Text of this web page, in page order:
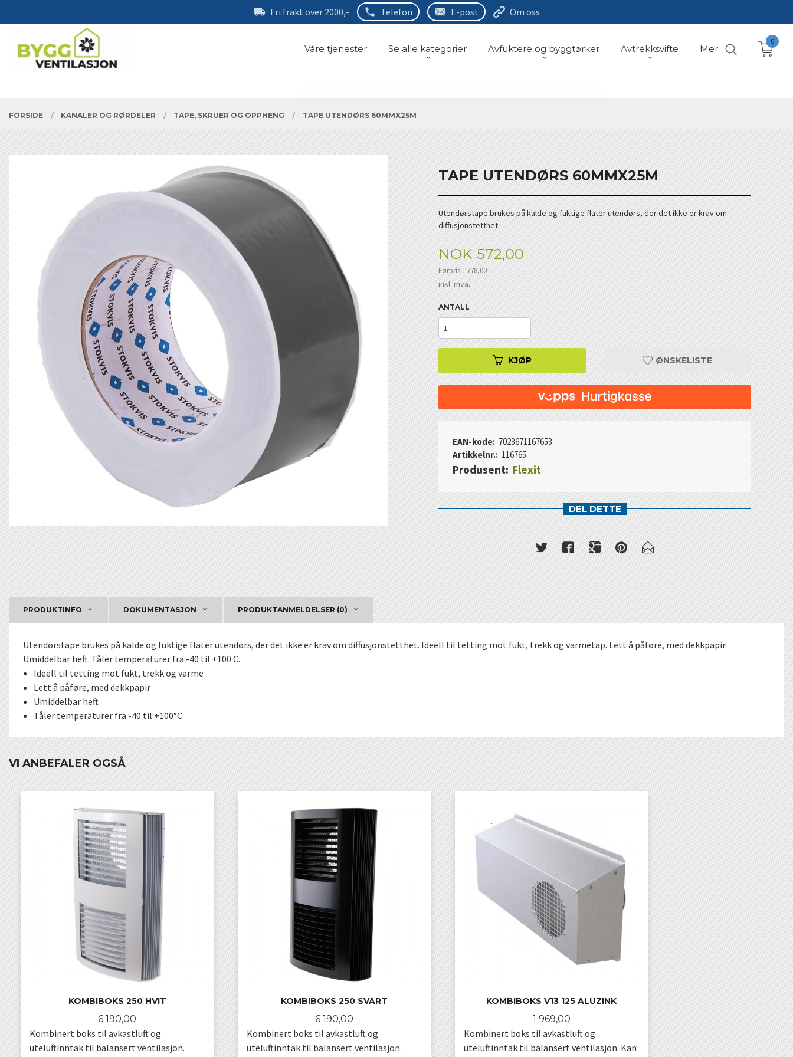
til
Fri frakt over 2000,- Telefon E-post Om oss
PRODUKTER
Våre tjenester Se alle kategorier Avfuktere og byggtørker Avtrekksvifte Mer
0
FORSIDE KANALER OG RØRDELER TAPE, SKRUER OG OPPHENG TAPE UTENDØRS 60MMX25M
TAPE UTENDØRS 60MMX25M
Utendørstape brukes på kalde og fuktige flater utendørs, der det ikke er krav om
diffusjonstetthet.
Tilbud
NOK 572,00
Førpris: 778,00
Rabatt
inkl. mva.
ANTALL
KJØP ØNSKELISTE
EAN-kode: 7023671167653
Artikkelnr.: 116765
Produsent: Flexit
DEL DETTE
PRODUKTINFO DOKUMENTASJON PRODUKTANMELDELSER (0)
Utendørstape brukes på kalde og fuktige flater utendørs, der det ikke er krav om diffusjonstetthet. Ideell til tetting mot fukt, trekk og varmetap. Lett å påføre, med dekkpapir.
Umiddelbar heft. Tåler temperaturer fra -40 til +100 C.
Ideell til tetting mot fukt, trekk og varme
Lett å påføre, med dekkpapir
Umiddelbar heft
Tåler temperaturer fra -40 til +100°C
VI ANBEFALER OGSÅ
KOMBIBOKS 250 HVIT
Pris
6 190,00
Kombinert boks til avkastluft og
uteluftinntak til balansert ventilasjon.
KOMBIBOKS 250 SVART
Pris
6 190,00
Kombinert boks til avkastluft og
uteluftinntak til balansert ventilasjon.
KOMBIBOKS V13 125 ALUZINK
Pris
1 969,00
Kombinert boks til avkastluft og
uteluftinntak til balansert ventilasjon. Kan